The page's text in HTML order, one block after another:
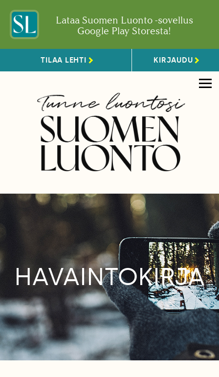
Lataa Suomen Luonto -sovellus
Google Play Storesta!
TILAA LEHTI KIRJAUDU
HAVAINTOKIRJA